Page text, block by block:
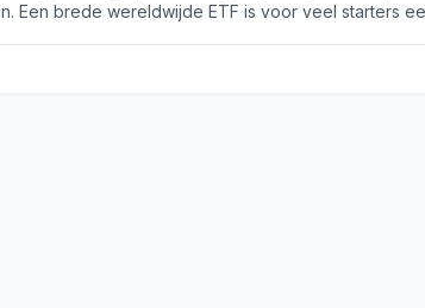
Een brede wereldwijde ETF is voor veel starters